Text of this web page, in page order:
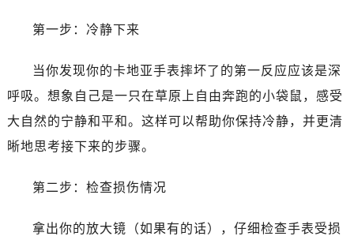
第一步：冷静下来
当你发现你的卡地亚手表摔坏了的第一反应应该是深
呼吸。想象自己是一只在草原上自由奔跑的小袋鼠，感受
大自然的宁静和平和。这样可以帮助你保持冷静，并更清
晰地思考接下来的步骤。
第二步：检查损伤情况
拿出你的放大镜（如果有的话），仔细检查手表受损